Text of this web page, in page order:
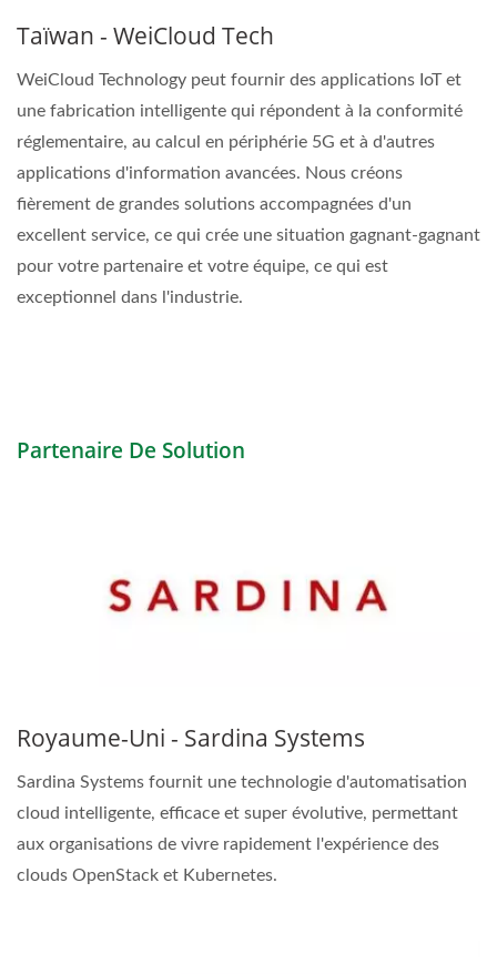
Taïwan - WeiCloud Tech
WeiCloud Technology peut fournir des applications IoT et
une fabrication intelligente qui répondent à la conformité
réglementaire, au calcul en périphérie 5G et à d'autres
applications d'information avancées. Nous créons
fièrement de grandes solutions accompagnées d'un
excellent service, ce qui crée une situation gagnant-gagnant
pour votre partenaire et votre équipe, ce qui est
exceptionnel dans l'industrie.
Partenaire De Solution
Royaume-Uni - Sardina Systems
Sardina Systems fournit une technologie d'automatisation
cloud intelligente, efficace et super évolutive, permettant
aux organisations de vivre rapidement l'expérience des
clouds OpenStack et Kubernetes.